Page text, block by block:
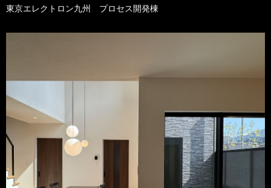
東京エレクトロン九州 プロセス開発棟